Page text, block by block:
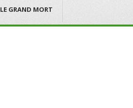
LE GRAND MORT